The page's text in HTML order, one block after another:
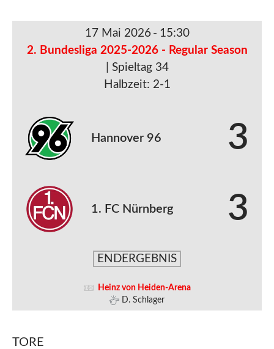
17 Mai 2026 - 15:30
2. Bundesliga 2025-2026 - Regular Season
| Spieltag 34
Halbzeit: 2-1
Hannover 96 3
1. FC Nürnberg 3
ENDERGEBNIS
Heinz von Heiden-Arena
D. Schlager
TORE